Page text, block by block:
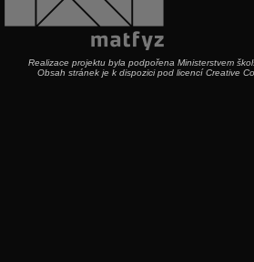
Realizace projektu byla podpořena Ministerstvem
Obsah stránek je k dispozici pod licencí Creative